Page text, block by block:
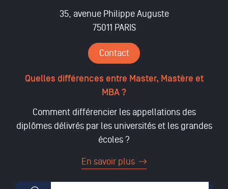
35, avenue Philippe Auguste
75011 PARIS
Contact
Quelles différences entre Master, Mastère et
MBA ?
Comment différencier les appellations des
diplômes délivrés par les universités et les grandes
écoles ?
En savoir plus